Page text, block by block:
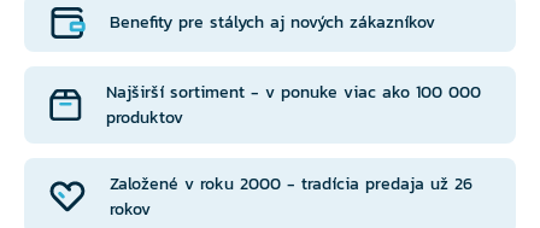
Založené v roku 2000 - tradícia predaja už 26
rokov
Benefity pre stálych aj nových zákazníkov
Najširší sortiment - v ponuke viac ako 100 000
produktov